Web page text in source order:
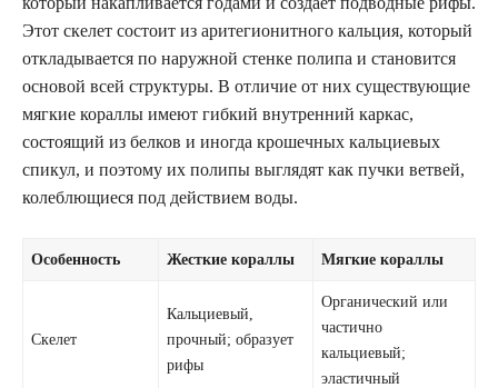
Этот скелет состоит из аритегионитного кальция, который
откладывается по наружной стенке полипа и становится
основой всей структуры. В отличие от них существующие
мягкие кораллы имеют гибкий внутренний каркас,
состоящий из белков и иногда крошечных кальциевых
спикул, и поэтому их полипы выглядят как пучки ветвей,
колеблющиеся под действием воды.
Особенность Жесткие кораллы Мягкие кораллы
Скелет
Кальциевый,
прочный; образует
рифы
Органический или
частично
кальциевый;
эластичный